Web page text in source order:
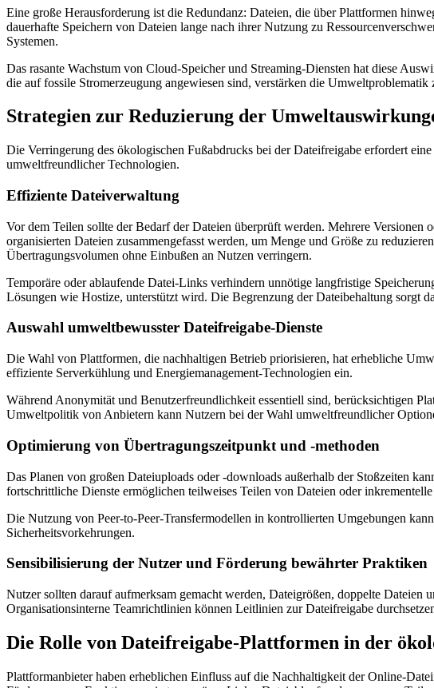
Eine große Herausforderung ist die Redundanz: Dateien, die über Plattformen
dauerhafte Speichern von Dateien lange nach ihrer Nutzung zu
Systemen.
Das rasante Wachstum von Cloud-Speicher und Streaming-Diensten hat diese
die auf fossile Stromerzeugung angewiesen sind, verstärken die Umweltproblematik
Strategien zur Reduzierung der
Die Verringerung des ökologischen Fußabdrucks bei der Dateifreigabe erfordert
umweltfreundlicher Technologien.
Effiziente Dateiverwaltung
Vor dem Teilen sollte der Bedarf der Dateien überprüft werden. Mehrere
organisierten Dateien zusammengefasst werden, um Menge und Größe zu
Übertragungsvolumen ohne Einbußen an Nutzen verringern.
Temporäre oder ablaufende Datei-Links verhindern unnötige langfristige
Lösungen wie Hostize, unterstützt wird. Die Begrenzung der Dateibehaltung sorgt
Auswahl umweltbewusster Dateifreigabe-Dienste
Die Wahl von Plattformen, die nachhaltigen Betrieb priorisieren, hat erhebliche
effiziente Serverkühlung und Energiemanagement-Technologien ein.
Während Anonymität und Benutzerfreundlichkeit essentiell sind, berücksichtigen
Umweltpolitik von Anbietern kann Nutzern bei der Wahl umweltfreundlicher
Optimierung von Übertragungszeitpunkt und -methoden
Das Planen von großen Dateiuploads oder -downloads außerhalb der Stoßzeiten
fortschrittliche Dienste ermöglichen teilweises Teilen von Dateien oder
Die Nutzung von Peer-to-Peer-Transfermodellen in kontrollierten Umgebungen
Sicherheitsvorkehrungen.
Sensibilisierung der Nutzer und Förderung bewährter Praktiken
Nutzer sollten darauf aufmerksam gemacht werden, Dateigrößen, doppelte
Organisationsinterne Teamrichtlinien können Leitlinien zur Dateifreigabe
Die Rolle von Dateifreigabe-Plattformen in der
Plattformanbieter haben erheblichen Einfluss auf die Nachhaltigkeit der Online-